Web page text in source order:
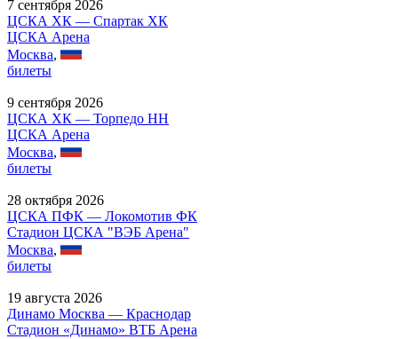
7 сентября 2026
ЦСКА ХК — Спартак ХК
ЦСКА Арена
Москва,
билеты
9 сентября 2026
ЦСКА ХК — Торпедо НН
ЦСКА Арена
Москва,
билеты
28 октября 2026
ЦСКА ПФК — Локомотив ФК
Стадион ЦСКА "ВЭБ Арена"
Москва,
билеты
19 августа 2026
Динамо Москва — Краснодар
Стадион «Динамо» ВТБ Арена